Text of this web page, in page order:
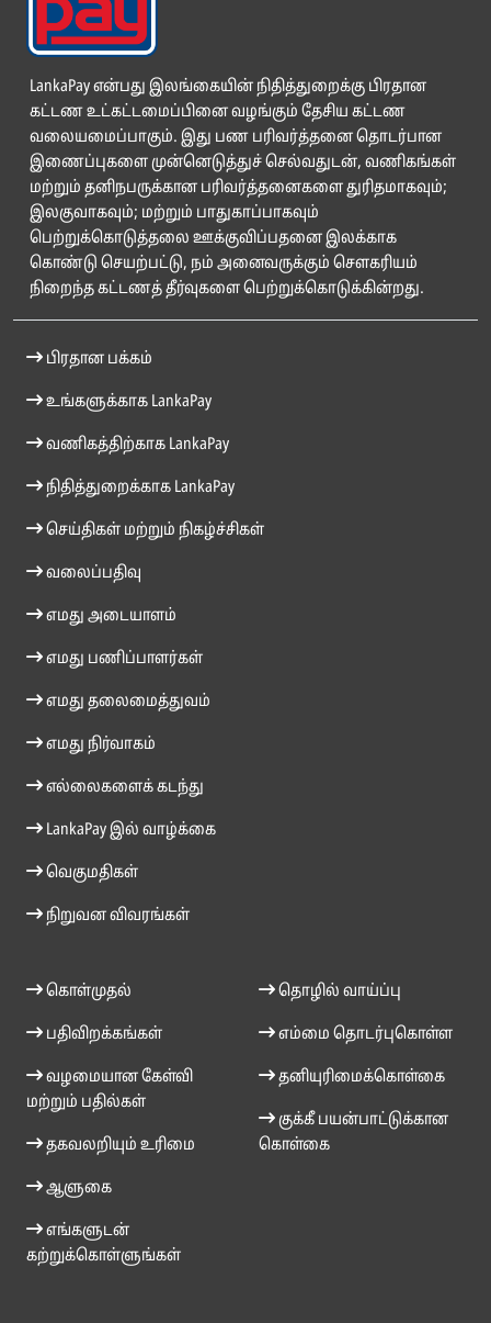
LankaPay என்பது இலங்கையின் நிதித்துறைக்கு பிரதான
கட்டண உட்கட்டமைப்பினை வழங்கும் தேசிய கட்டண
வலையமைப்பாகும். இது பண பரிவர்த்தனை தொடர்பான
இணைப்புகளை முன்னெடுத்துச் செல்வதுடன், வணிகங்கள்
மற்றும் தனிநபருக்கான பரிவர்த்தனைகளை துரிதமாகவும்;
இலகுவாகவும்; மற்றும் பாதுகாப்பாகவும்
பெற்றுக்கொடுத்தலை ஊக்குவிப்பதனை இலக்காக
கொண்டு செயற்பட்டு, நம் அனைவருக்கும் சௌகரியம்
நிறைந்த கட்டணத் தீர்வுகளை பெற்றுக்கொடுக்கின்றது.
பிரதான பக்கம்
உங்களுக்காக LankaPay
வணிகத்திற்காக LankaPay
நிதித்துறைக்காக LankaPay
செய்திகள் மற்றும் நிகழ்ச்சிகள்
வலைப்பதிவு
எமது அடையாளம்
எமது பணிப்பாளர்கள்
எமது தலைமைத்துவம்
எமது நிர்வாகம்
எல்லைகளைக் கடந்து
LankaPay இல் வாழ்க்கை
வெகுமதிகள்
நிறுவன விவரங்கள்
கொள்முதல்
பதிவிறக்கங்கள்
வழமையான கேள்வி
மற்றும் பதில்கள்
தகவலறியும் உரிமை
ஆளுகை
எங்களுடன்
கற்றுக்கொள்ளுங்கள்
தொழில் வாய்ப்பு
எம்மை தொடர்புகொள்ள
தனியுரிமைக்கொள்கை
குக்கீ பயன்பாட்டுக்கான
கொள்கை